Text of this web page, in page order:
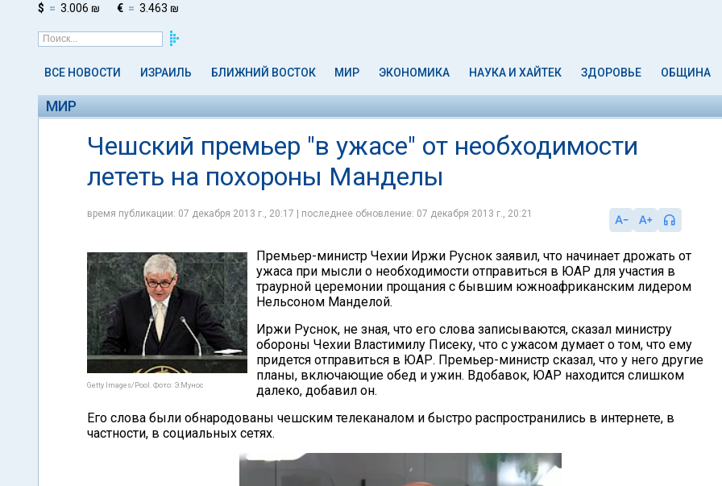
$ 3.006 ₪ € 3.463 ₪
ВСЕ НОВОСТИ ИЗРАИЛЬ БЛИЖНИЙ ВОСТОК МИР ЭКОНОМИКА НАУКА И ХАЙТЕК ЗДОРОВЬЕ ОБЩИНА
МИР
Чешский премьер "в ужасе" от необходимости
лететь на похороны Манделы
время публикации: 07 декабря 2013 г., 20:17 | последнее обновление: 07 декабря 2013 г., 20:21
Getty Images/Pool. Фото: Э.Мунос
Премьер-министр Чехии Иржи Руснок заявил, что начинает дрожать от
ужаса при мысли о необходимости отправиться в ЮАР для участия в
траурной церемонии прощания с бывшим южноафриканским лидером
Нельсоном Манделой.
Иржи Руснок, не зная, что его слова записываются, сказал министру
обороны Чехии Властимилу Писеку, что с ужасом думает о том, что ему
придется отправиться в ЮАР. Премьер-министр сказал, что у него другие
планы, включающие обед и ужин. Вдобавок, ЮАР находится слишком
далеко, добавил он.
Его слова были обнародованы чешским телеканалом и быстро распространились в интернете, в
частности, в социальных сетях.